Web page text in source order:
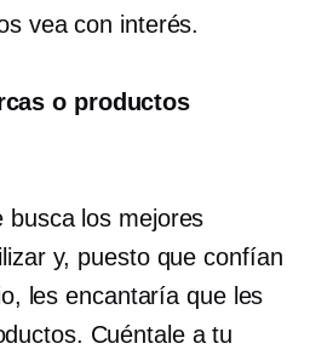
vea con interés.
o productos
busca los mejores
y, puesto que confían
les encantaría que les
Cuéntale a tu